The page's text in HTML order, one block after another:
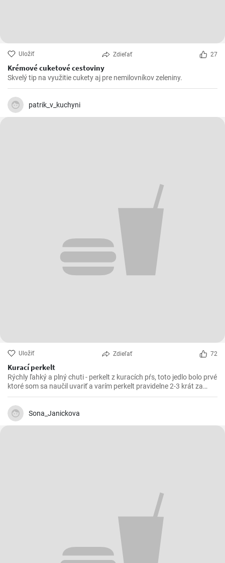
Uložiť Zdieľať 27
Krémové cuketové cestoviny
Skvelý tip na využitie cukety aj pre nemilovníkov zeleniny.
patrik_v_kuchyni
Uložiť Zdieľať 72
Kurací perkelt
Rýchly ľahký a plný chuti - perkelt z kuracích pŕs, toto jedlo bolo prvé
ktoré som sa naučil uvariť a varím perkelt pravidelne 2-3 krát za
mesiac. Vynikajúci kurací perkelt s kolienkami.
Sona_Janickova